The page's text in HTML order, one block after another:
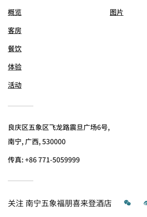
概览
客房
餐饮
体验
活动
图片
良庆区五象区飞龙路震旦广场6号,
南宁, 广西, 530000
传真:+86 771-5059999
关注 南宁五象福朋喜来登酒店 微信